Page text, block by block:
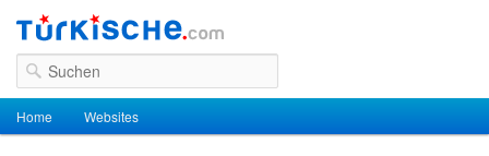
Suchen
Hauptmenü
Zum Inhalt wechseln
Zum sekundären Inhalt wechseln
Home Websites